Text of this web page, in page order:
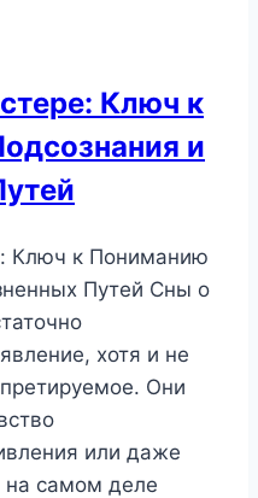
Ключ к
и
Ключ к Пониманию
Путей Сны о
хотя и не
Они
или даже
на самом деле